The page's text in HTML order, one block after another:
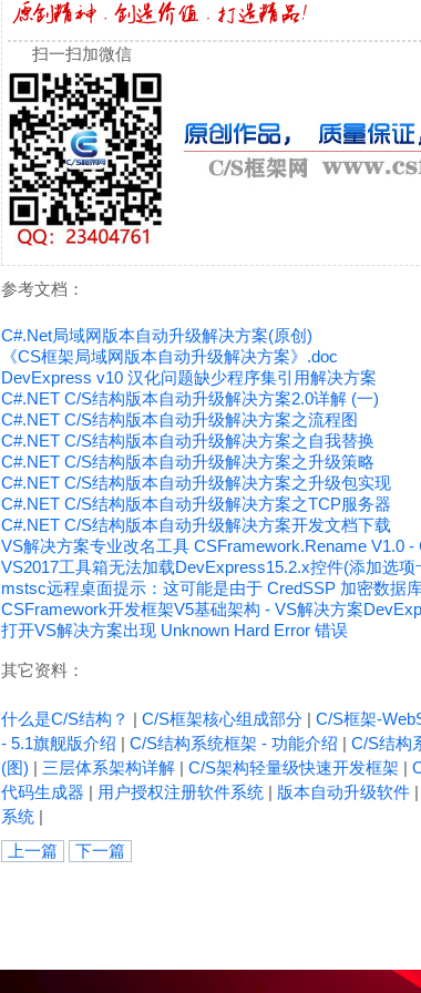
扫一扫加微信
参考文档：
C#.Net局域网版本自动升级解决方案(原创)
《CS框架局域网版本自动升级解决方案》.doc
DevExpress v10 汉化问题缺少程序集引用解决方案
C#.NET C/S结构版本自动升级解决方案2.0详解 (一)
C#.NET C/S结构版本自动升级解决方案之流程图
C#.NET C/S结构版本自动升级解决方案之自我替换
C#.NET C/S结构版本自动升级解决方案之升级策略
C#.NET C/S结构版本自动升级解决方案之升级包实现
C#.NET C/S结构版本自动升级解决方案之TCP服务器
C#.NET C/S结构版本自动升级解决方案开发文档下载
VS解决方案专业改名工具 CSFramework.Rename V1.0 -
VS2017工具箱无法加载DevExpress15.2.x控件(添加选项
mstsc远程桌面提示：这可能是由于 CredSSP 加密数据
CSFramework开发框架V5基础架构 - VS解决方案
打开VS解决方案出现 Unknown Hard Error 错误
其它资料：
什么是C/S结构？ | C/S框架核心组成部分| C/S框架-
- 5.1旗舰版介绍 | C/S结构系统框架 - 功能介绍 | C/S结构
(图) | 三层体系架构详解| C/S架构轻量级快速开发框架 |
代码生成器 | 用户授权注册软件系统| 版本自动升级软件|
系统|
上一篇
下一篇